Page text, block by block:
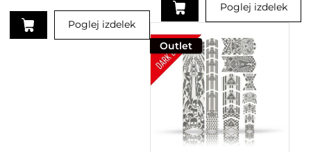
Poglej izdelek
Poglej izdelek
izdelek
ima
več
različic.
Možnosti
lahko
izberete
Outlet